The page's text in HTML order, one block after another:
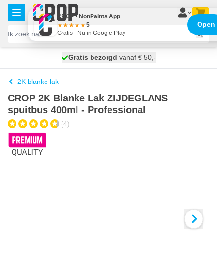
Ga naar de inhoud
morgen bezorgd
Gratis bezorgd vanaf € 50,-
100 dagen
2K blanke lak
CROP 2K Blanke Lak ZIJDEGLANS
spuitbus 400ml - Professional
(4)
CROP - NonPaints App
5
Gratis - Nu in Google Play
Open